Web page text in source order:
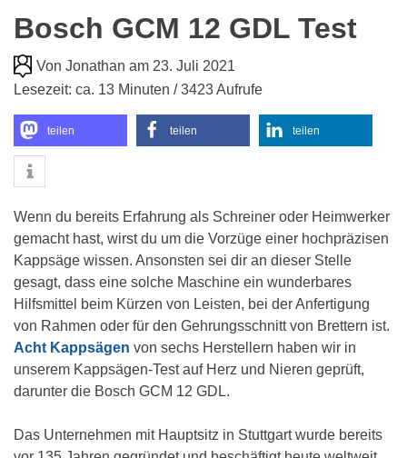
Bosch GCM 12 GDL Test
Von Jonathan am 23. Juli 2021
Lesezeit: ca. 13 Minuten / 3423 Aufrufe
teilen teilen teilen
Wenn du bereits Erfahrung als Schreiner oder Heimwerker
gemacht hast, wirst du um die Vorzüge einer hochpräzisen
Kappsäge wissen. Ansonsten sei dir an dieser Stelle
gesagt, dass eine solche Maschine ein wunderbares
Hilfsmittel beim Kürzen von Leisten, bei der Anfertigung
von Rahmen oder für den Gehrungsschnitt von Brettern ist.
Acht Kappsägen von sechs Herstellern haben wir in
unserem Kappsägen-Test auf Herz und Nieren geprüft,
darunter die Bosch GCM 12 GDL.
Das Unternehmen mit Hauptsitz in Stuttgart wurde bereits